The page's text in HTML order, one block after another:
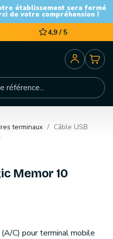
établissement sera fermé
de votre compréhension !
4,9 / 5
terminaux
Câble USB
Memor 10
C) pour terminal mobile